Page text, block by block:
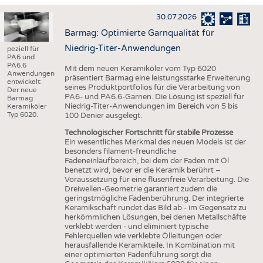
HAUS- UND HEIMTEXTILIEN
BEKLEIDUNG
TESTS
BUSINESS
UNTERNEHMEN
AUSSCHREIBUNGEN
DTV AUSSCHREIBUNGSDIENST
STATISTICS
ADRESSEN & LINKS
PUBLIKATIONEN
TERMINE
BRANCHENTERMINE
peziell für
PA6 und
PA6.6
Anwendungen
entwickelt:
Der neue
Barmag
Keramiköler
Typ 6020.
30.07.2026
Barmag: Optimierte Garnqualität für
Niedrig-Titer-Anwendungen
Mit dem neuen Keramiköler vom Typ 6020
präsentiert Barmag eine leistungsstarke Erweiterung
seines Produktportfolios für die Verarbeitung von
PA6- und PA6.6-Garnen. Die Lösung ist speziell für
Niedrig-Titer-Anwendungen im Bereich von 5 bis
100 Denier ausgelegt.
Technologischer Fortschritt für stabile Prozesse
Ein wesentliches Merkmal des neuen Models ist der
besonders filament-freundliche
Fadeneinlaufbereich, bei dem der Faden mit Öl
benetzt wird, bevor er die Keramik berührt –
Voraussetzung für eine flusenfreie Verarbeitung. Die
Dreiwellen-Geometrie garantiert zudem die
geringstmögliche Fadenberührung. Der integrierte
Keramikschaft rundet das Bild ab - im Gegensatz zu
herkömmlichen Lösungen, bei denen Metallschäfte
verklebt werden - und eliminiert typische
Fehlerquellen wie verklebte Ölleitungen oder
herausfallende Keramikteile. In Kombination mit
einer optimierten Fadenführung sorgt die